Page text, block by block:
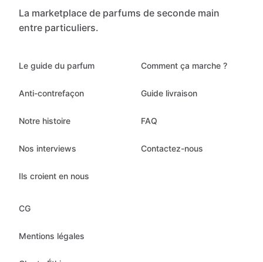
La marketplace de parfums de seconde main
entre particuliers.
Le guide du parfum
Anti-contrefaçon
Notre histoire
Nos interviews
Ils croient en nous
Comment ça marche ?
Guide livraison
FAQ
Contactez-nous
CG
Mentions légales